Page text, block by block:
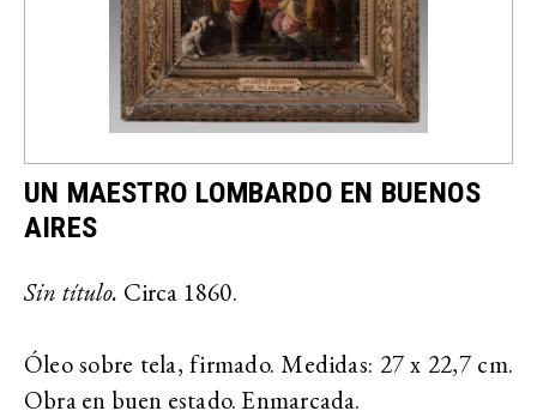
UN MAESTRO LOMBARDO EN BUENOS
AIRES
Sin título. Circa 1860.
Óleo sobre tela, firmado. Medidas: 27 x 22,7 cm.
Obra en buen estado. Enmarcada.